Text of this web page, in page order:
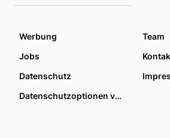
Werbung
Team
Jobs
Datenschutz
Datenschutzoptionen verwalten